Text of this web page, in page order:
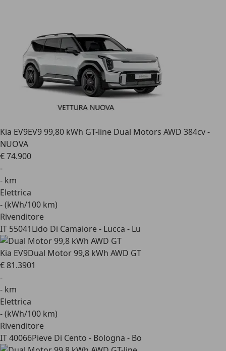
Kia EV9EV9 99,80 kWh GT-line Dual Motors AWD 384cv -
NUOVA
€ 74.900
-
- km
Elettrica
- (kWh/100 km)
Rivenditore
IT 55041Lido Di Camaiore - Lucca - Lu
Kia EV9Dual Motor 99,8 kWh AWD GT
€ 81.3901
-
- km
Elettrica
- (kWh/100 km)
Rivenditore
IT 40066Pieve Di Cento - Bologna - Bo